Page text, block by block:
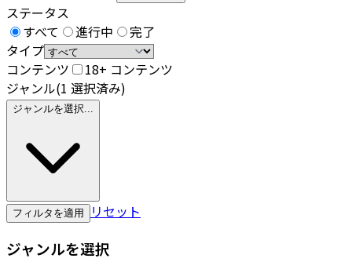
ステータス
すべて
進行中
完了
タイプ
コンテンツ
18+ コンテンツ
ジャンル(1 選択済み)
ジャンルを選択...
フィルタを適用 リセット
ジャンルを選択